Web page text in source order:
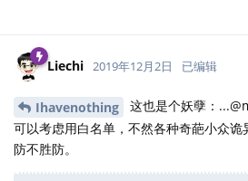
Liechi 2019年12月2日 已编辑
Ihavenothing
这也是个妖孽：
可以考虑用白名单，不然各种奇葩小众诡
防不胜防。